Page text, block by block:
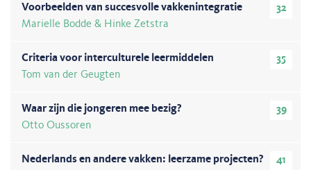
32
Voorbeelden van succesvolle vakkenintegratie
Marielle Bodde & Hinke Zetstra
35
Criteria voor interculturele leermiddelen
Tom van der Geugten
39
Waar zijn die jongeren mee bezig?
Otto Oussoren
41
Nederlands en andere vakken: leerzame projecten?